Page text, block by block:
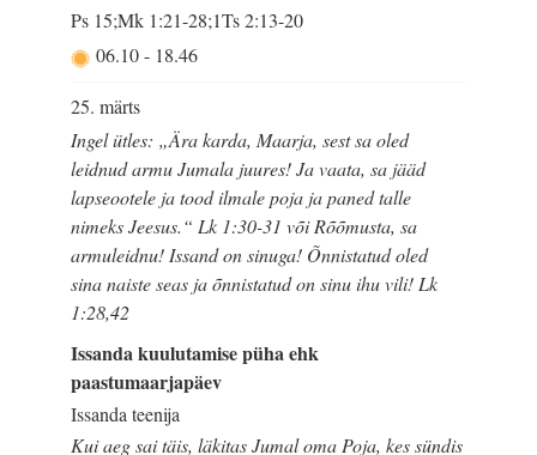
Ps 15;Mk 1:21-28;1Ts 2:13-20
06.10- 18.46
25. märts
Ingel ütles: „Ära karda, Maarja, sest sa oled
leidnud armu Jumala juures! Ja vaata, sa jääd
lapseootele ja tood ilmale poja ja paned talle
nimeks Jeesus.“ Lk 1:30-31 või Rõõmusta, sa
armuleidnu! Issand on sinuga! Õnnistatud oled
sina naiste seas ja õnnistatud on sinu ihu vili! Lk
1:28,42
Issanda kuulutamise püha ehk
paastumaarjapäev
Issanda teenija
Kui aeg sai täis, läkitas Jumal oma Poja, kes sündis